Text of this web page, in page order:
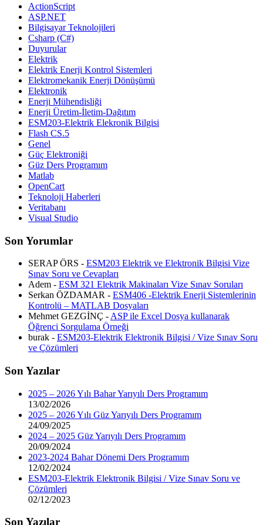
ActionScript
ASP.NET
Bilgisayar Teknolojileri
Csharp (C#)
Duyurular
Elektrik
Elektrik Enerji Kontrol Sistemleri
Elektromekanik Enerji Dönüşümü
Elektronik
Enerji Mühendisliği
Enerji Üretim-İletim-Dağıtım
ESM203-Elektrik Elekronik Bilgisi
Flash CS.5
Genel
Güç Elektroniği
Güz Ders Programım
Matlab
OpenCart
Teknoloji Haberleri
Veritabanı
Visual Studio
Son Yorumlar
SERAP ÖRS - ESM203 Elektrik ve Elektronik Bilgisi Vize
Sınav Soru ve Cevapları
Adem - ESM 321 Elektrik Makinaları Vize Sınav Soruları
Serkan ÖZDAMAR - ESM406 -Elektrik Enerji Sistemlerinin
Kontrolü – MATLAB Dosyaları
Mehmet GEZGİNÇ - ASP ile Excel Dosya kullanarak
Öğrenci Sorgulama Örneği
burak - ESM203-Elektrik Elektronik Bilgisi / Vize Sınav Soru
ve Çözümleri
Son Yazılar
2025 – 2026 Yılı Bahar Yarıyılı Ders Programım
13/02/2026
2025 – 2026 Yılı Güz Yarıyılı Ders Programım
24/09/2025
2024 – 2025 Güz Yarıyılı Ders Programım
20/09/2024
2023-2024 Bahar Dönemi Ders Programım
12/02/2024
ESM203-Elektrik Elektronik Bilgisi / Vize Sınav Soru ve
Çözümleri
02/12/2023
Son Yazılar